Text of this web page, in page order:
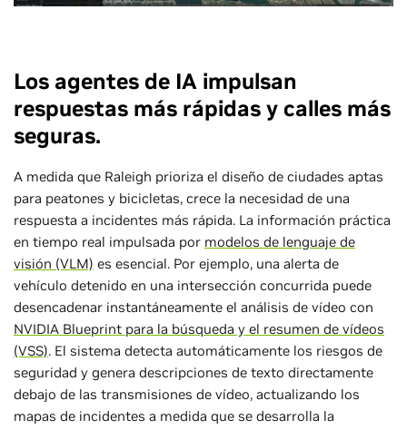
Los agentes de IA impulsan
respuestas más rápidas y calles más
seguras.
A medida que Raleigh prioriza el diseño de ciudades aptas
para peatones y bicicletas, crece la necesidad de una
respuesta a incidentes más rápida. La información práctica
en tiempo real impulsada por modelos de lenguaje de
visión (VLM) es esencial. Por ejemplo, una alerta de
vehículo detenido en una intersección concurrida puede
desencadenar instantáneamente el análisis de vídeo con
NVIDIA Blueprint para la búsqueda y el resumen de vídeos
(VSS). El sistema detecta automáticamente los riesgos de
seguridad y genera descripciones de texto directamente
debajo de las transmisiones de vídeo, actualizando los
mapas de incidentes a medida que se desarrolla la